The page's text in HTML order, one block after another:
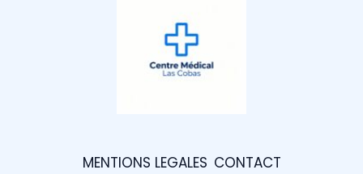
MENTIONS LEGALES CONTACT